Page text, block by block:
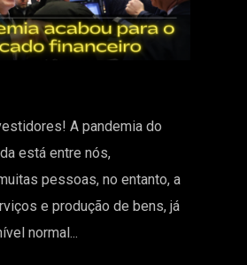
A pandemia do
está entre nós,
pessoas, no entanto, a
e produção de bens, já
normal...